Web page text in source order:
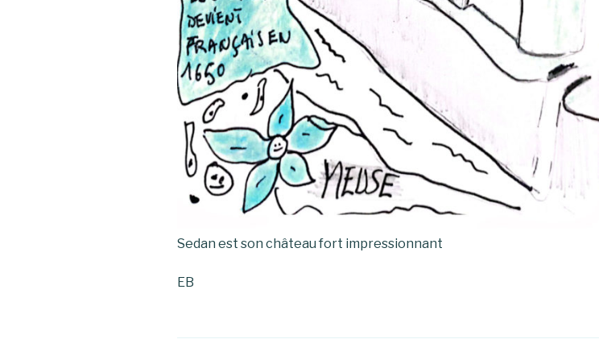
Sedan est son château fort impressionnant
EB